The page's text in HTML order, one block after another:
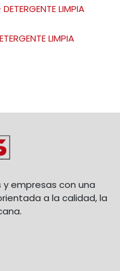
LIMPIA
LIMPIA
empresas con una
a la calidad, la